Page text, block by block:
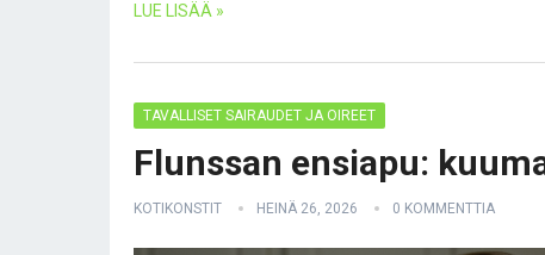
LUE LISÄÄ »
TAVALLISET SAIRAUDET JA OIREET
Flunssan ensiapu:
KOTIKONSTIT HEINÄ 26, 2026 0 KOMMENTTIA